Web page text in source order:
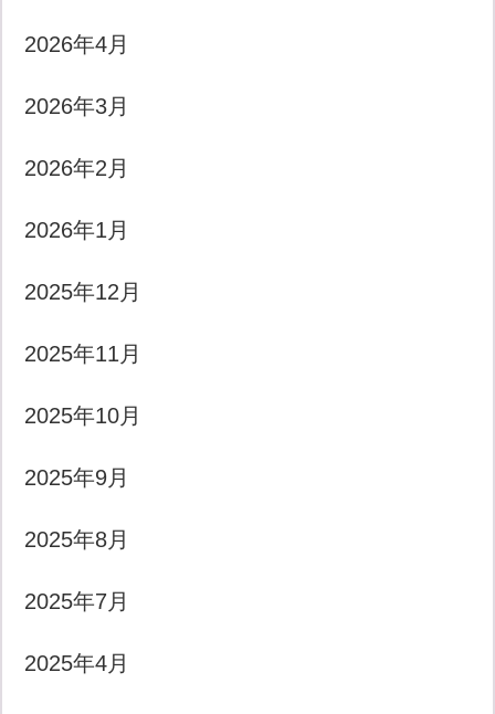
2026年4月
2026年3月
2026年2月
2026年1月
2025年12月
2025年11月
2025年10月
2025年9月
2025年8月
2025年7月
2025年4月